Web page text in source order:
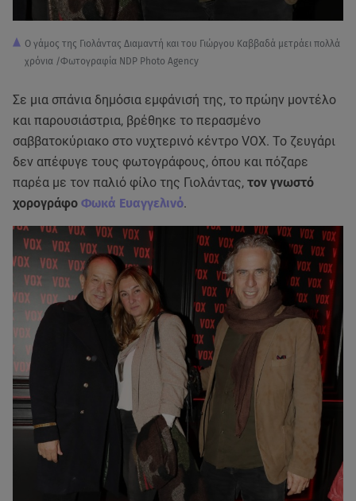
Ο γάμος της Γιολάντας Διαμαντή και του Γιώργου Καββαδά μετράει πολλά
χρόνια /Φωτογραφία NDP Photo Agency
Σε μια σπάνια δημόσια εμφάνισή της, το πρώην μοντέλο
και παρουσιάστρια, βρέθηκε το περασμένο
σαββατοκύριακο στο νυχτερινό κέντρο VOX. Το ζευγάρι
δεν απέφυγε τους φωτογράφους, όπου και πόζαρε
παρέα με τον παλιό φίλο της Γιολάντας, τον γνωστό
χορογράφο Φωκά Ευαγγελινό.